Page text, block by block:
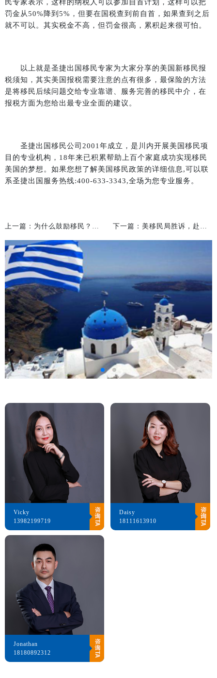
民专家表示，这样的纳税人可以参加自首计划，这样可以把
罚金从50% 降到 5% ，但要在国税查到前自首，如果查到之后
就不可以。其实税金不高，但罚金很高，累积起来很可怕。
以上就是圣捷出国移民专家为大家分享的美国新移民报
税须知，其实美国报税需要注意的点有很多，最保险的方法
是将移民后续问题交给专业靠谱、服务完善的移民中介，在
报税方面为您给出最专业全面的建议。
圣捷出国移民公司 2001 年成立，是川内开展美国移民项
目的专业机构， 18年来已积累帮助上百个家庭成功实现移民
美国的梦想。如果您想了解美国移民政策的详细信息 ,可以联
系圣捷出国服务热线:400-633-3343,全场为您专业服务。
Vicky
13982199719
Daisy
18111613910
Jonathan
18180892312